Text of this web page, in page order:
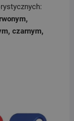
czarnym,